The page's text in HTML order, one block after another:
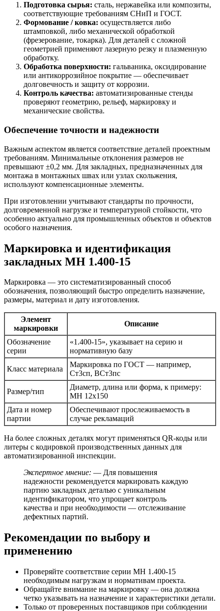
Подготовка сырья: сталь, нержавейка или композиты,
соответствующие требованиям СНиП и ГОСТ.
Формование / ковка: осуществляется либо
штамповкой, либо механической обработкой
(фрезерование, токарка). Для деталей с сложной
геометрией применяют лазерную резку и плазменную
обработку.
Обработка поверхности: гальваника, оксидирование
или антикоррозийное покрытие — обеспечивает
долговечность и защиту от коррозии.
Контроль качества: автоматизированные стенды
проверяют геометрию, рельеф, маркировку и
механические свойства.
Обеспечение точности и надежности
Важным аспектом является соответствие деталей проектным
требованиям. Минимальные отклонения размеров не
превышают ±0,2 мм. Для закладных, предназначенных для
монтажа в монтажных швах или узлах скольжения,
используют компенсационные элементы.
При изготовлении учитывают стандарты по прочности,
долговременной нагрузке и температурной стойкости, что
особенно актуально для промышленных объектов и объектов
особого назначения.
Маркировка и идентификация
закладных МН 1.400-15
Маркировка — это систематизированный способ
обозначения, позволяющий быстро определить назначение,
размеры, материал и дату изготовления.
Элемент
маркировки
Описание
Обозначение
серии
«1.400-15», указывает на серию и
нормативную базу
Класс материала
Маркировка по ГОСТ — например,
Ст3сп, ВСт3пс
Размер/тип
Диаметр, длина или форма, к примеру:
МН 12х150
Дата и номер
партии
Обеспечивают прослеживаемость в
случае рекламаций
На более сложных деталях могут применяться QR-коды или
литеры с кодировкой производственных данных для
автоматизированной инспекции.
Экспертное мнение: — Для повышения
надежности рекомендуется маркировать каждую
партию закладных деталью с уникальным
идентификатором, что упрощает контроль
качества и при необходимости — отслеживание
дефектных партий.
Рекомендации по выбору и
применению
Проверяйте соответствие серии МН 1.400-15
необходимым нагрузкам и нормативам проекта.
Обращайте внимание на маркировку — она должна
четко указывать на назначение и характеристики детали.
Только от проверенных поставщиков при соблюдении